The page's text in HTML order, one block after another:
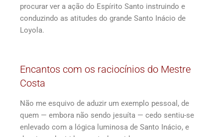
procurar ver a ação do Espírito Santo instruindo e
conduzindo as atitudes do grande Santo Inácio de
Loyola.
Encantos com os raciocínios do Mestre
Costa
Não me esquivo de aduzir um exemplo pessoal, de
quem — embora não sendo jesuíta — cedo sentiu-se
enlevado com a lógica luminosa de Santo Inácio, e